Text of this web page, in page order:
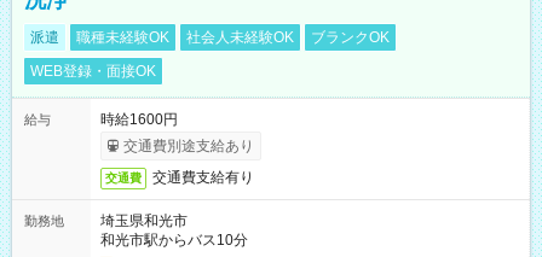
派遣 職種未経験OK 社会人未経験OK
ブランクOK
WEB登録・面接OK
給与
時給1600円
交通費別途支給あり
交通費 交通費支給有り
勤務地
埼玉県和光市
和光市駅からバス10分